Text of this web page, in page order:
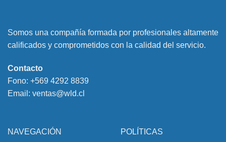
Somos una compañía formada por profesionales altamente
calificados y comprometidos con la calidad del servicio.
Contacto
Fono: +569 4292 8839
Email: ventas@wld.cl
NAVEGACIÓN POLÍTICAS